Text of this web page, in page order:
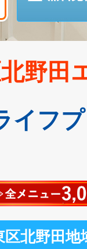
野田
イフ
北野田地